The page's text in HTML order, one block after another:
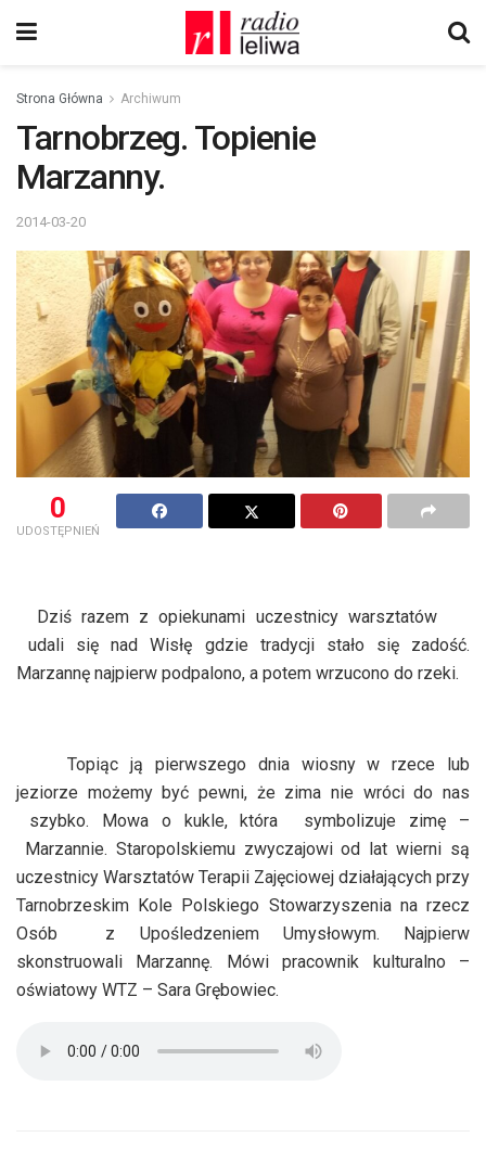
Strona Główna Archiwum
Tarnobrzeg. Topienie
Marzanny.
2014-03-20
0
UDOSTĘPNIEŃ
Dziś razem z opiekunami uczestnicy warsztatów
udali się nad Wisłę gdzie tradycji stało się zadość.
Marzannę najpierw podpalono, a potem wrzucono do rzeki.
Topiąc ją pierwszego dnia wiosny w rzece lub
jeziorze możemy być pewni, że zima nie wróci do nas
szybko. Mowa o kukle, która
symbolizuje zimę –
Marzannie. Staropolskiemu zwyczajowi od lat wierni są
uczestnicy Warsztatów Terapii Zajęciowej działających przy
Tarnobrzeskim Kole Polskiego Stowarzyszenia na rzecz
Osób
z Upośledzeniem Umysłowym. Najpierw
skonstruowali Marzannę. Mówi pracownik kulturalno –
oświatowy WTZ – Sara Grębowiec.